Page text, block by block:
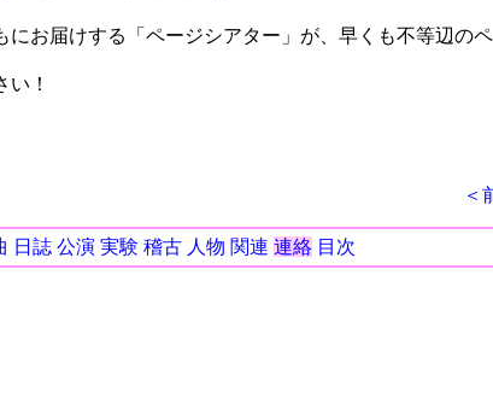
お届けする「ページシアター」が、早くも不等辺の
！
＜
日誌 公演 実験 稽古 人物 関連 連絡 目次